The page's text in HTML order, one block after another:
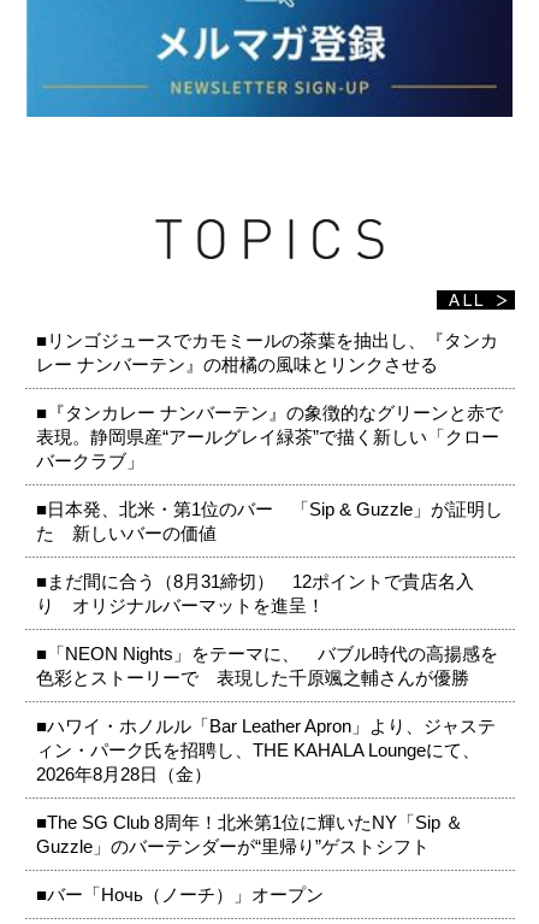
■リンゴジュースでカモミールの茶葉を抽出し、『タンカ
レー ナンバーテン』の柑橘の風味とリンクさせる
■『タンカレー ナンバーテン』の象徴的なグリーンと赤で
表現。静岡県産“アールグレイ緑茶”で描く新しい「クロー
バークラブ」
■日本発、北米・第1位のバー 「Sip & Guzzle」が証明し
た 新しいバーの価値
■まだ間に合う（8月31締切） 12ポイントで貴店名入
り オリジナルバーマットを進呈！
■「NEON Nights」をテーマに、 バブル時代の高揚感を
色彩とストーリーで 表現した千原颯之輔さんが優勝
■ハワイ・ホノルル「Bar Leather Apron」より、ジャステ
ィン・パーク氏を招聘し、THE KAHALA Loungeにて、
2026年8月28日（金）
■The SG Club 8周年！北米第1位に輝いたNY「Sip ＆
Guzzle」のバーテンダーが“里帰り”ゲストシフト
■バー「Ночь（ノーチ）」オープン